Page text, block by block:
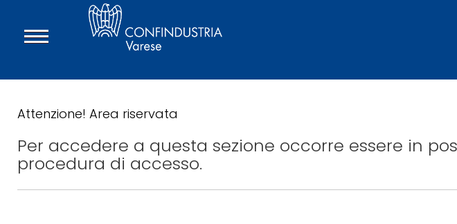
Attenzione! Area riservata
Per accedere a questa sezione occorre essere in
procedura di accesso.